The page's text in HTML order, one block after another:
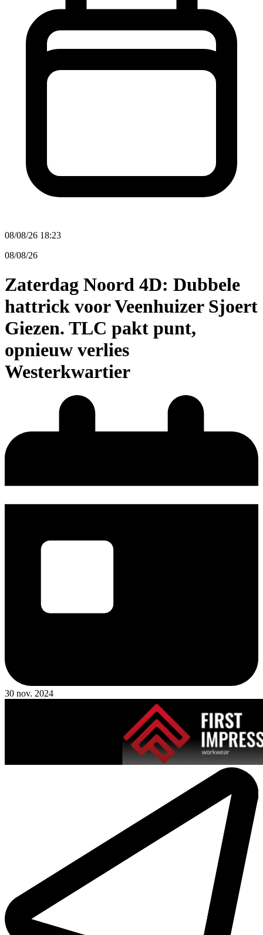
08/08/26 18:23
08/08/26
Zaterdag Noord 4D: Dubbele
hattrick voor Veenhuizer Sjoert
Giezen. TLC pakt punt,
opnieuw verlies
Westerkwartier
30 nov. 2024